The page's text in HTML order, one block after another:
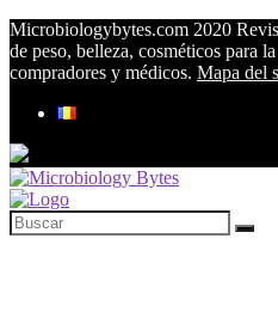
Microbiologybytes.com 2020
de peso, belleza, cosméticos para
compradores y médicos. Mapa del